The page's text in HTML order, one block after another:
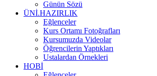
Günün Sözü
ÜNİ.HAZIRLIK
Eğlenceler
Kurs Ortamı Fotoğrafları
Kursumuzda Videolar
Öğrencilerin Yaptıkları
Ustalardan Örnekleri
HOBİ